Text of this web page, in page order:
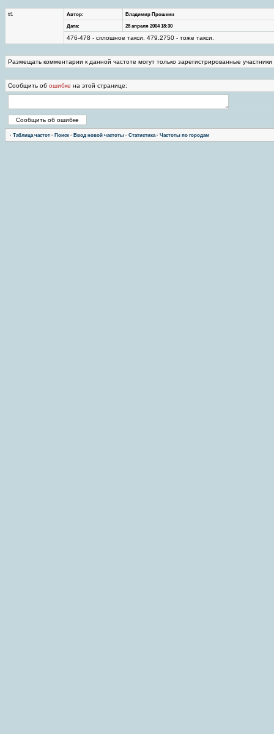
#1 Автор:
Владимир Прошкин
Дата:
28 апреля 2004 18:30
476-478 - сплошное такси. 479.2750 - тоже такси.
Размещать комментарии к данной частоте могут только зарегистрированные
Сообщить об ошибке на этой странице:
· Таблица частот · Поиск · Ввод новой частоты · Статистика· Частоты по городам